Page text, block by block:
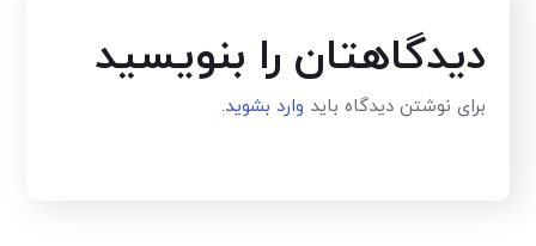
دیدگاهتان را بنویسید
برای نوشتن دیدگاه باید وارد بشوید.